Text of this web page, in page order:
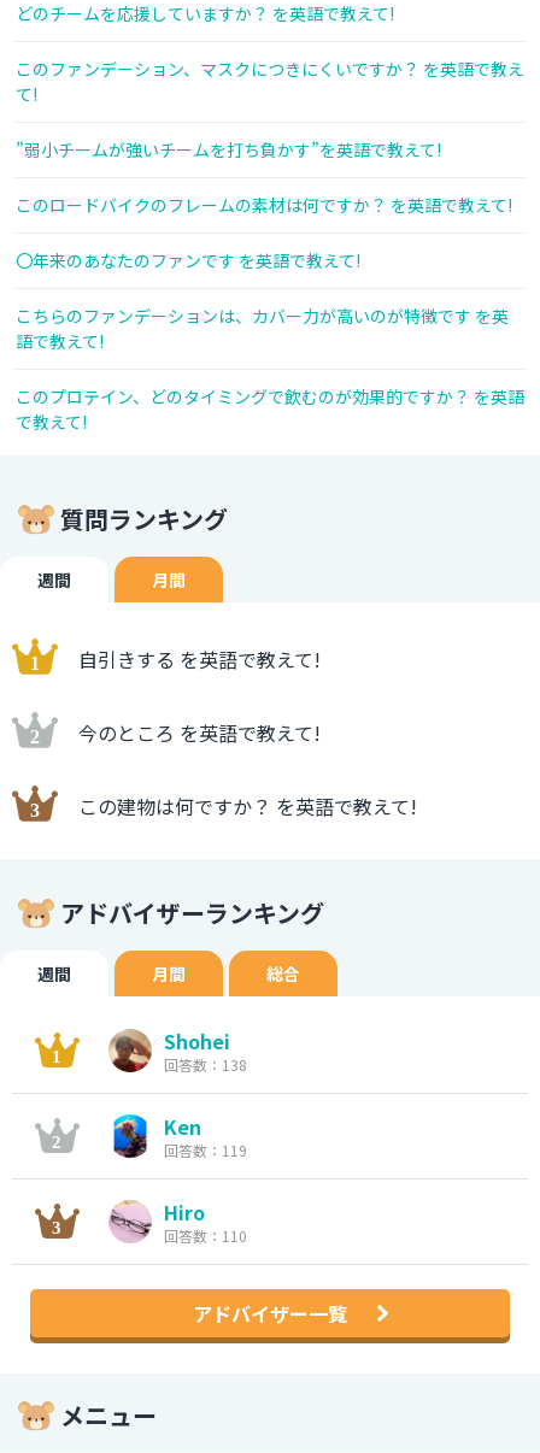
どのチームを応援していますか？ を英語で教えて!
このファンデーション、マスクにつきにくいですか？ を英語で教え
て!
”弱小チームが強いチームを打ち負かす”を英語で教えて!
このロードバイクのフレームの素材は何ですか？ を英語で教えて!
〇年来のあなたのファンです を英語で教えて!
こちらのファンデーションは、カバー力が高いのが特徴です を英
語で教えて!
このプロテイン、どのタイミングで飲むのが効果的ですか？ を英語
で教えて!
質問ランキング
週間 月間
自引きする を英語で教えて!
今のところ を英語で教えて!
この建物は何ですか？ を英語で教えて!
アドバイザーランキング
週間 月間 総合
Shohei
回答数：138
Ken
回答数：119
Hiro
回答数：110
アドバイザー一覧
メニュー